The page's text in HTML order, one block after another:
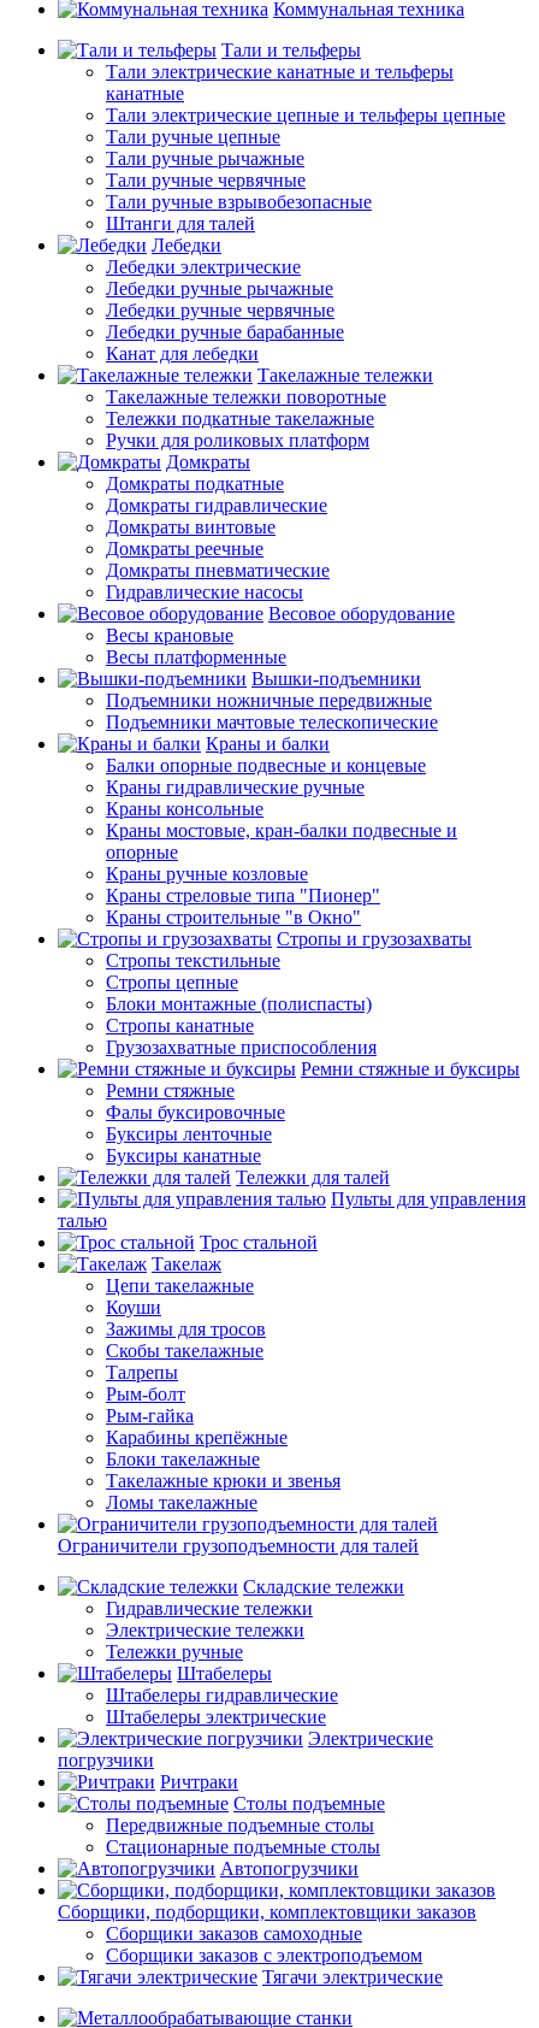
Коммунальная техника
Тали и тельферы
Тали электрические канатные и тельферы
канатные
Тали электрические цепные и тельферы цепные
Тали ручные цепные
Тали ручные рычажные
Тали ручные червячные
Тали ручные взрывобезопасные
Штанги для талей
Лебедки
Лебедки электрические
Лебедки ручные рычажные
Лебедки ручные червячные
Лебедки ручные барабанные
Канат для лебедки
Такелажные тележки
Такелажные тележки поворотные
Тележки подкатные такелажные
Ручки для роликовых платформ
Домкраты
Домкраты подкатные
Домкраты гидравлические
Домкраты винтовые
Домкраты реечные
Домкраты пневматические
Гидравлические насосы
Весовое оборудование
Весы крановые
Весы платформенные
Вышки-подъемники
Подъемники ножничные передвижные
Подъемники мачтовые телескопические
Краны и балки
Балки опорные подвесные и концевые
Краны гидравлические ручные
Краны консольные
Краны мостовые, кран-балки подвесные и
опорные
Краны ручные козловые
Краны стреловые типа "Пионер"
Краны строительные "в Окно"
Стропы и грузозахваты
Стропы текстильные
Стропы цепные
Блоки монтажные (полиспасты)
Стропы канатные
Грузозахватные приспособления
Ремни стяжные и буксиры
Ремни стяжные
Фалы буксировочные
Буксиры ленточные
Буксиры канатные
Тележки для талей
Пульты для управления
талью
Трос стальной
Такелаж
Цепи такелажные
Коуши
Зажимы для тросов
Скобы такелажные
Талрепы
Рым-болт
Рым-гайка
Карабины крепёжные
Блоки такелажные
Такелажные крюки и звенья
Ломы такелажные
Ограничители грузоподъемности для талей
Складские тележки
Гидравлические тележки
Электрические тележки
Тележки ручные
Штабелеры
Штабелеры гидравлические
Штабелеры электрические
Электрические
погрузчики
Ричтраки
Столы подъемные
Передвижные подъемные столы
Стационарные подъемные столы
Автопогрузчики
Сборщики, подборщики, комплектовщики заказов
Сборщики заказов самоходные
Сборщики заказов с электроподъемом
Тягачи электрические